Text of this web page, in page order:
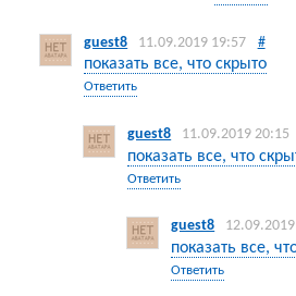
guest8 11.09.2019 19:57 #
показать все, что скрыто
Ответить
guest8 11.09.2019 20:15
показать все, что
Ответить
guest8
показать все,
Ответить